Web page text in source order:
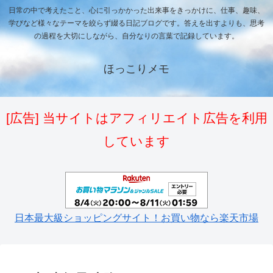
日常の中で考えたこと、心に引っかかった出来事をきっかけに、仕事、趣味、
学びなど様々なテーマを絞らず綴る日記ブログです。答えを出すよりも、思考
の過程を大切にしながら、自分なりの言葉で記録しています。
ほっこりメモ
[広告] 当サイトはアフィリエイト広告を利用
しています
日本最大級ショッピングサイト！お買い物なら楽天市場